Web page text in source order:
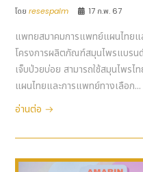
โดยresespalm 17 ก.พ. 67
แพทยสมาคมการแพทย์แผนไทย
โครงการผลิตภัณฑ์สมุนไพรแบรน
เจ็บป่วยบ่อย สามารถใช้สมุนไพร
แผนไทยและการแพทย์ทางเลือก...
อ่านต่อ